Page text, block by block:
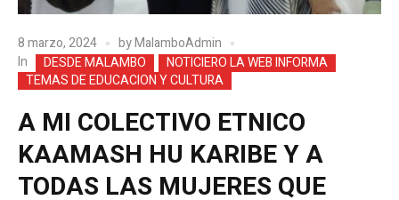
8 marzo, 2024 byMalamboAdmin
In
DESDE MALAMBO
NOTICIERO LA WEB INFORMA
TEMAS DE EDUCACION Y CULTURA
A MI COLECTIVO ETNICO
KAAMASH HU KARIBE Y A
TODAS LAS MUJERES QUE